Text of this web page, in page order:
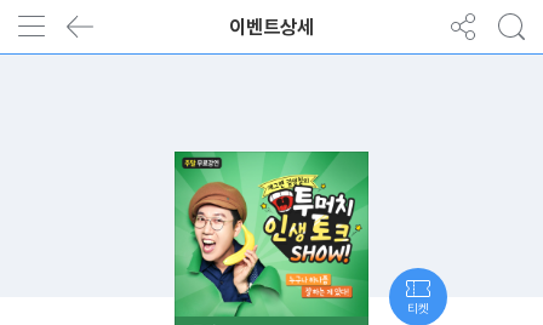
이벤트상세
티켓